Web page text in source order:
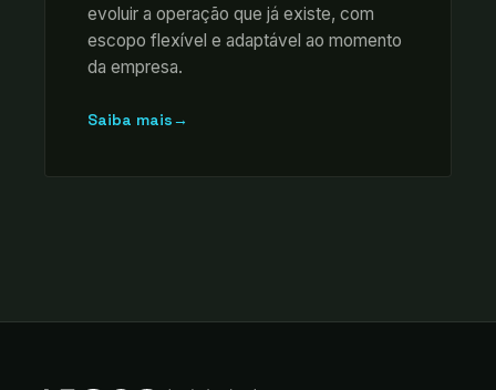
evoluir a operação que já existe, com
escopo flexível e adaptável ao momento
da empresa.
Saiba mais→